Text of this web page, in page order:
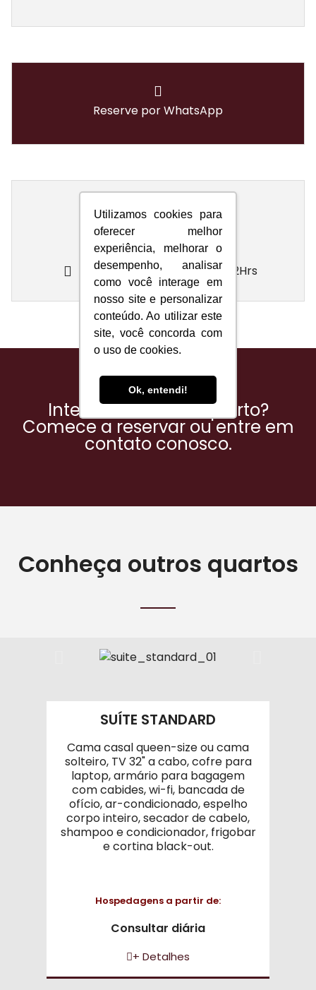
Utilizamos cookies para
oferecer melhor
experiência, melhorar o
desempenho, analisar
como você interage em
nosso site e personalizar
conteúdo. Ao utilizar este
site, você concorda com
o uso de cookies.
Ok, entendi!
Reserve por WhatsApp
Informação
+55 19 3814-2710
Check in : 14hrs Check out: 12Hrs
Interessado neste quarto?
Comece a reservar ou entre em
contato conosco.
Conheça outros quartos
SUÍTE STANDARD
Cama casal queen-size ou cama
solteiro, TV 32" a cabo, cofre para
laptop, armário para bagagem
com cabides, wi-fi, bancada de
ofício, ar-condicionado, espelho
corpo inteiro, secador de cabelo,
shampoo e condicionador, frigobar
e cortina black-out.
Hospedagens a partir de:
Consultar diária
+ Detalhes